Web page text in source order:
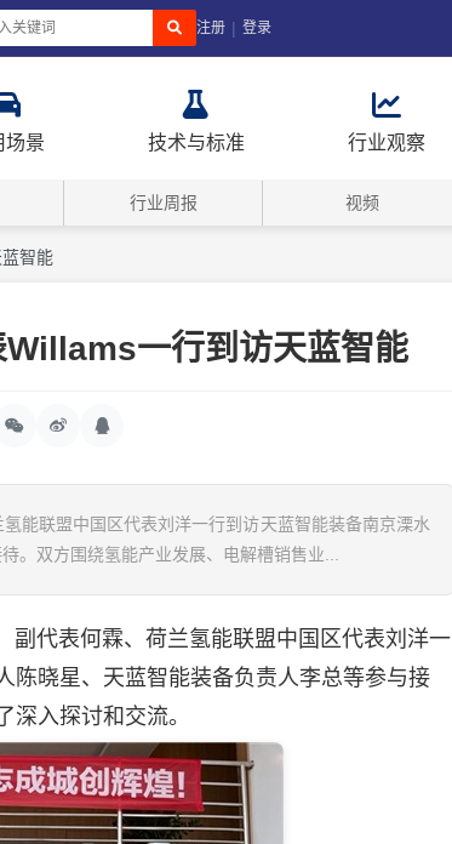
注册 | 登录
场景 技术与标准 行业观察
行业周报 视频
智能
Willams一行到访天蓝智能
能联盟中国区代表刘洋一行到访天蓝智能装备南京溧水
。双方围绕氢能产业发展、电解槽销售业...
代表何霖、荷兰氢能联盟中国区代表刘洋一
陈晓星、天蓝智能装备负责人李总等参与接
入探讨和交流。